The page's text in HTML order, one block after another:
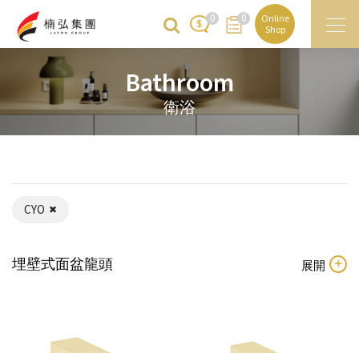
0 0
Online
Shop
Bathroom
衛浴
CYO
埋壁式面盆龍頭